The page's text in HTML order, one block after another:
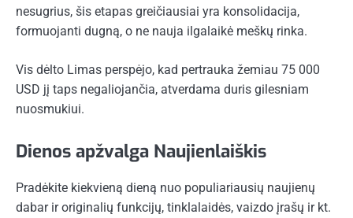
nesugrius, šis etapas greičiausiai yra konsolidacija,
formuojanti dugną, o ne nauja ilgalaikė meškų rinka.
Vis dėlto Limas perspėjo, kad pertrauka žemiau 75 000
USD jį taps negaliojančia, atverdama duris gilesniam
nuosmukiui.
Dienos apžvalga Naujienlaiškis
Pradėkite kiekvieną dieną nuo populiariausių naujienų
dabar ir originalių funkcijų, tinklalaidės, vaizdo įrašų ir kt.